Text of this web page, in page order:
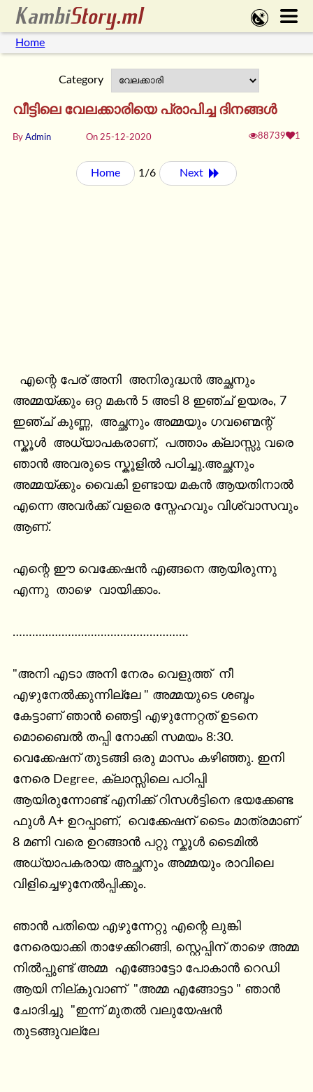
Home
Category
വീട്ടിലെ വേലക്കാരിയെ പ്രാപിച്ച ദിനങ്ങൾ
By Admin On 25-12-2020 88739 1
Home 1/6 Next
എന്റെ പേര് അനി  അനിരുദ്ധൻ അച്ഛനും
അമ്മയ്ക്കും ഒറ്റ മകൻ 5 അടി 8 ഇഞ്ച് ഉയരം, 7
ഇഞ്ച് കുണ്ണ,  അച്ഛനും അമ്മയും ഗവണ്മെന്റ്
സ്കൂൾ  അധ്യാപകരാണ്,  പത്താം ക്ലാസ്സു വരെ
ഞാൻ അവരുടെ സ്കൂളിൽ പഠിച്ചു.അച്ഛനും
അമ്മയ്ക്കും വൈകി ഉണ്ടായ മകൻ ആയതിനാൽ
എന്നെ അവർക്ക് വളരെ സ്നേഹവും വിശ്വാസവും
ആണ്.
എന്റെ ഈ വെക്കേഷൻ എങ്ങനെ ആയിരുന്നു
എന്നു  താഴെ  വായിക്കാം.
………………………………………………
"അനി എടാ അനി നേരം വെളുത്ത്  നീ
എഴുനേൽക്കുന്നില്ലേ " അമ്മയുടെ ശബ്ദം
കേട്ടാണ് ഞാൻ ഞെട്ടി എഴുന്നേറ്റത് ഉടനെ
മൊബൈൽ തപ്പി നോക്കി സമയം 8:30.
വെക്കേഷന് തുടങ്ങി ഒരു മാസം കഴിഞ്ഞു. ഇനി
നേരെ Degree, ക്ലാസ്സിലെ പഠിപ്പി
ആയിരുന്നോണ്ട് എനിക്ക് റിസൾട്ടിനെ ഭയക്കേണ്ട
ഫുൾ A+ ഉറപ്പാണ്,  വെക്കേഷന് ടൈം മാത്രമാണ്
8 മണി വരെ ഉറങ്ങാൻ പറ്റു സ്കൂൾ ടൈമിൽ
അധ്യാപകരായ അച്ഛനും അമ്മയും രാവിലെ
വിളിച്ചെഴുനേൽപ്പിക്കും.
ഞാൻ പതിയെ എഴുന്നേറ്റു എന്റെ ലുങ്കി
നേരെയാക്കി താഴേക്കിറങ്ങി, സ്റ്റെപ്പിന് താഴെ അമ്മ
നിൽപ്പുണ്ട് അമ്മ  എങ്ങോട്ടോ പോകാൻ റെഡി
ആയി നില്കുവാണ്  "അമ്മ എങ്ങോട്ടാ " ഞാൻ
ചോദിച്ചു  "ഇന്ന് മുതൽ വലുയേഷൻ
തുടങ്ങുവല്ലേ